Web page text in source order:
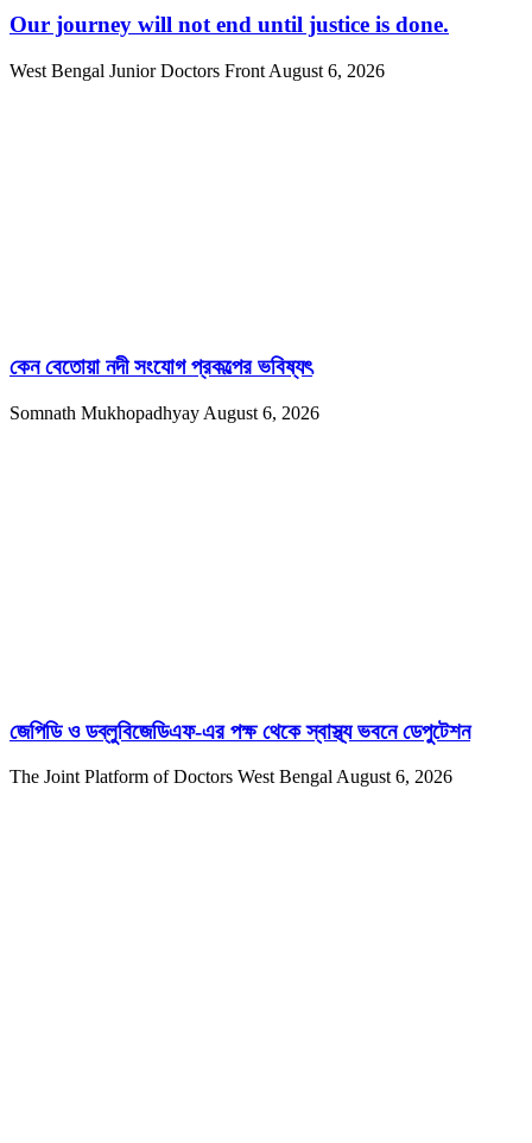
Our journey will not end until justice is done.
West Bengal Junior Doctors Front August 6, 2026
কেন বেতোয়া নদী সংযোগ প্রকল্পের ভবিষ্যৎ
Somnath Mukhopadhyay August 6, 2026
জেপিডি ও ডব্লুবিজেডিএফ-এর পক্ষ থেকে স্বাস্থ্য ভবনে ডেপুটেশন
The Joint Platform of Doctors West BengalAugust 6, 2026